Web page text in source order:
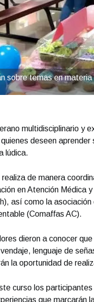
sobre temas en
multidisciplinario y
deseen
lúdica.
realiza de manera
en Atención Médica
así como la
(Comaffas AC).
dieron a conocer
lenguaje de
la oportunidad de
curso los
que marcarán